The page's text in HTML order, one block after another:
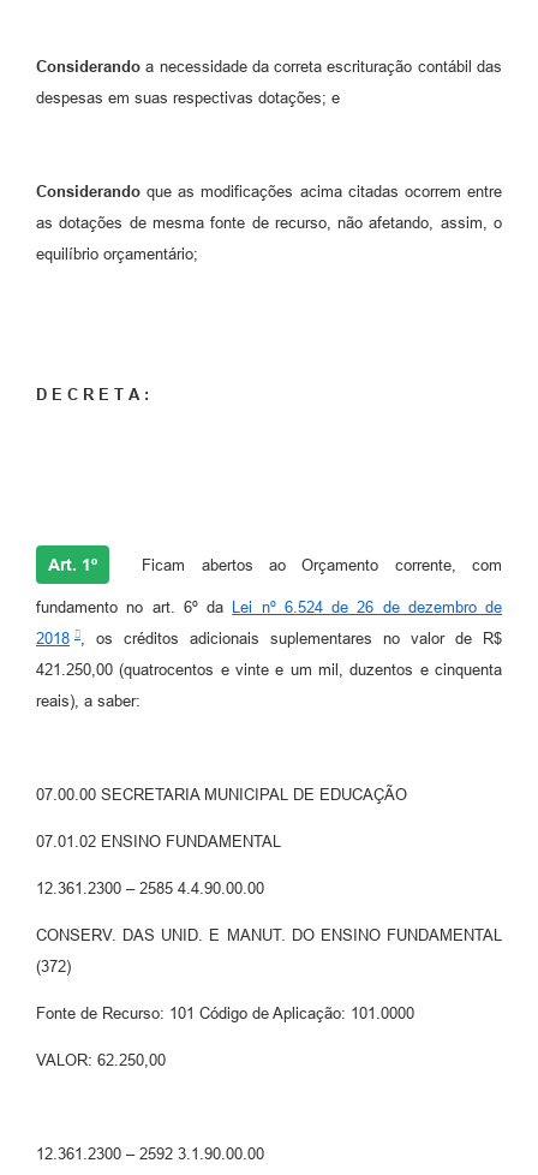
Considerando a necessidade da correta escrituração contábil das
despesas em suas respectivas dotações; e
Considerando que as modificações acima citadas ocorrem entre
as dotações de mesma fonte de recurso, não afetando, assim, o
equilíbrio orçamentário;
D E C R E T A :
Art. 1º Ficam abertos ao Orçamento corrente, com
fundamento no art. 6º da
Lei nº 6.524 de 26 de dezembro de
2018
, os créditos adicionais suplementares no valor de R$
421.250,00 (quatrocentos e vinte e um mil, duzentos e cinquenta
reais), a saber:
07.00.00 SECRETARIA MUNICIPAL DE EDUCAÇÃO
07.01.02 ENSINO FUNDAMENTAL
12.361.2300 – 2585 4.4.90.00.00
CONSERV. DAS UNID. E MANUT. DO ENSINO FUNDAMENTAL
(372)
Fonte de Recurso: 101 Código de Aplicação: 101.0000
VALOR: 62.250,00
12.361.2300 – 2592 3.1.90.00.00